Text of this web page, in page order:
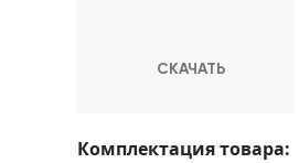
СКАЧАТЬ
Комплектация товара: